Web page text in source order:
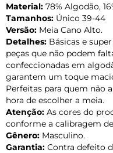
Material: 78% Algodão,
Tamanhos: Único 39-44
Versão: Meia Cano Alto.
Detalhes: Básicas e
peças que não podem
confeccionadas em
garantem um toque
Perfeitas para quem não
hora de escolher a meia.
Atenção: As cores do
conforme a calibragem
Gênero: Masculino.
Garantia: Contra defeito